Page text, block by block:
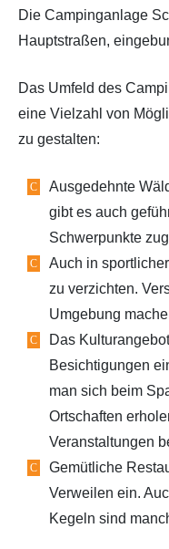
Die Campinganlage
Hauptstraßen,
Das Umfeld des
eine Vielzahl von
zu gestalten:
Ausgedehnte
gibt es auch
Schwerpunkte
Auch in
zu verzichten.
Umgebung
Das
Besichtigungen
man sich beim
Ortschaften
Veranstaltungen
Gemütliche
Verweilen ein.
Kegeln sind